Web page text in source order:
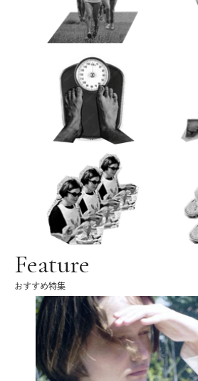
Feature
おすすめ特集